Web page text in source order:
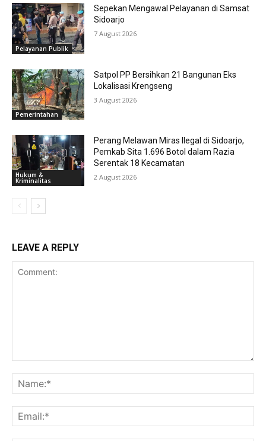
Pelayanan Publik
Sepekan Mengawal Pelayanan di Samsat
Sidoarjo
7 August 2026
Pemerintahan
Satpol PP Bersihkan 21 Bangunan Eks
Lokalisasi Krengseng
3 August 2026
Hukum &
Kriminalitas
Perang Melawan Miras Ilegal di Sidoarjo,
Pemkab Sita 1.696 Botol dalam Razia
Serentak 18 Kecamatan
2 August 2026
LEAVE A REPLY